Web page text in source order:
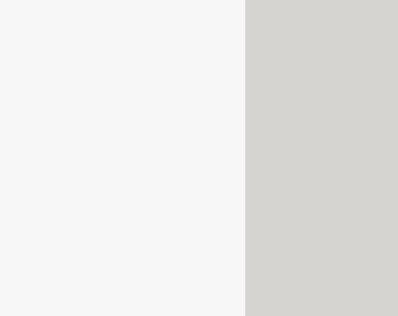
descubrir al periférico
la pantalla se vuelva negra,